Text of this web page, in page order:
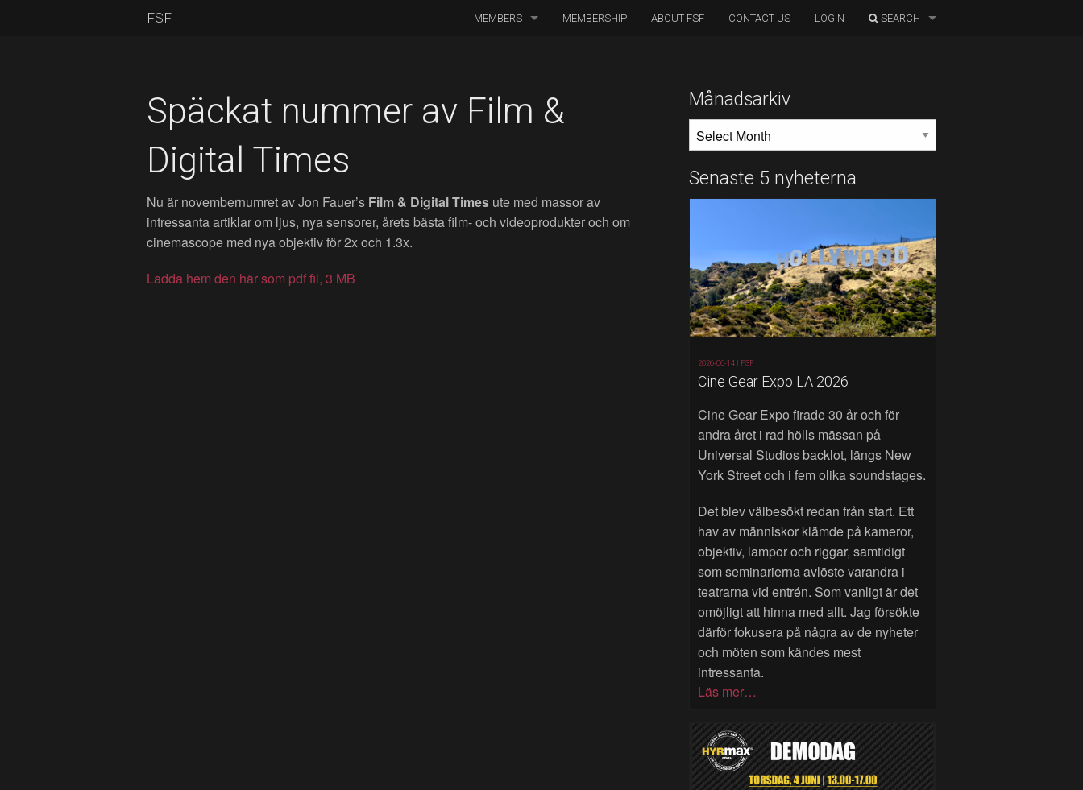
FSF MEMBERS
ASSOCIATED MEMBERS
BOARD MEMBERS
MEMBERSHIP ABOUT FSF CONTACT US LOGIN SEARCH
Späckat nummer av Film &
Digital Times
Nu är novembernumret av Jon Fauer’s Film & Digital Times ute med massor av
intressanta artiklar om ljus, nya sensorer, årets bästa film- och videoprodukter och om
cinemascope med nya objektiv för 2x och 1.3x.
Ladda hem den här som pdf fil, 3 MB
Månadsarkiv
Senaste 5 nyheterna
2026-06-14 | FSF
Cine Gear Expo LA 2026
Cine Gear Expo firade 30 år och för
andra året i rad hölls mässan på
Universal Studios backlot, längs New
York Street och i fem olika soundstages.
Det blev välbesökt redan från start. Ett
hav av människor klämde på kameror,
objektiv, lampor och riggar, samtidigt
som seminarierna avlöste varandra i
teatrarna vid entrén. Som vanligt är det
omöjligt att hinna med allt. Jag försökte
därför fokusera på några av de nyheter
och möten som kändes mest
intressanta.
Läs mer…